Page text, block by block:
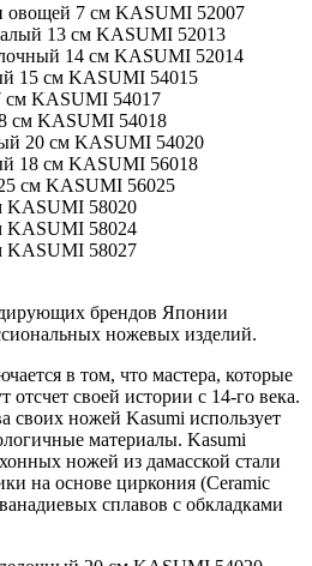
овощей 7 см KASUMI 52007
13 см KASUMI 52013
14 см KASUMI 52014
15 см KASUMI 54015
KASUMI 54017
см KASUMI 54018
20 см KASUMI 54020
18 см KASUMI 56018
см KASUMI 56025
58020
58024
58027
брендов Японии
ножевых изделий.
в том, что мастера, которые
отсчет своей истории с 14-го века.
своих ножей Kasumi использует
материалы. Kasumi
ножей из дамасской стали
на основе циркония (Ceramic
сплавов с обкладками